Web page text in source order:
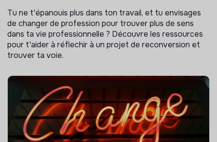
Tu ne t'épanouis plus dans ton travail, et tu envisages
de changer de profession pour trouver plus de sens
dans ta vie professionnelle ? Découvre les ressources
pour t'aider à réflechir à un projet de reconversion et
trouver ta voie.